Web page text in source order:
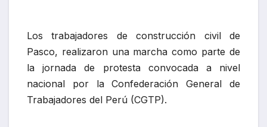
parte del presidente Ollanta Humala, así mismo
se ha pedido a las autoridades que ejecuten
obras donde deben trabajar los agremiados”
señaló Jesús Chicchipaza Arosquipa
secretario del mencionado gremio.